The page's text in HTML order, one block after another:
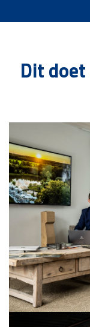
Dit doet